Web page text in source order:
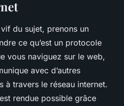
du sujet, prenons un
ce qu’est un protocole
vous naviguez sur le web,
avec d’autres
à travers le réseau internet.
rendue possible grâce